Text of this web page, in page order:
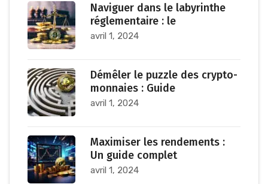
Naviguer dans le labyrinthe
réglementaire : le
avril 1, 2024
Démêler le puzzle des crypto-
monnaies : Guide
avril 1, 2024
Maximiser les rendements :
Un guide complet
avril 1, 2024